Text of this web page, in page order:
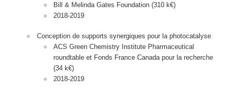
Bill & Melinda Gates Foundation (310 k€)
2018-2019
Conception de supports synergiques pour la photocatalyse
ACS Green Chemistry Institute Pharmaceutical
roundtable et Fonds France Canada pour la recherche
(34 k€)
2018-2019